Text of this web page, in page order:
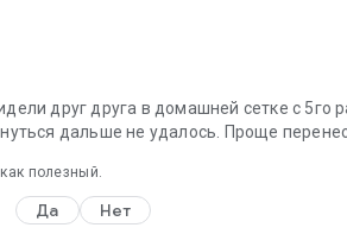
друг друга в домашней сетке с 5го
дальше не удалось. Проще
полезный.
Да Нет